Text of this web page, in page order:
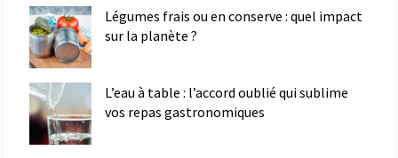
Légumes frais ou en conserve : quel impact
sur la planète ?
L’eau à table : l’accord oublié qui sublime
vos repas gastronomiques